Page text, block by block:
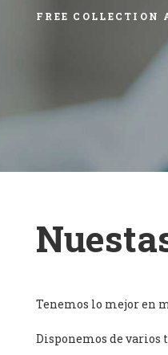
FREE COLLECTION
Tenemos lo mejor en
Disponemos de varios